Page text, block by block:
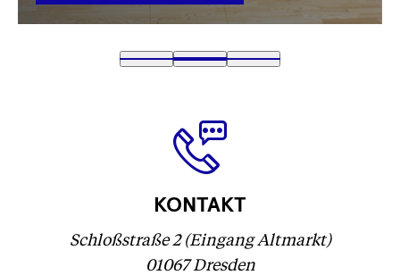
Text
1
Text
2
(
...
Text
3
KONTAKT
Schloßstraße 2 (Eingang Altmarkt)
01067 Dresden